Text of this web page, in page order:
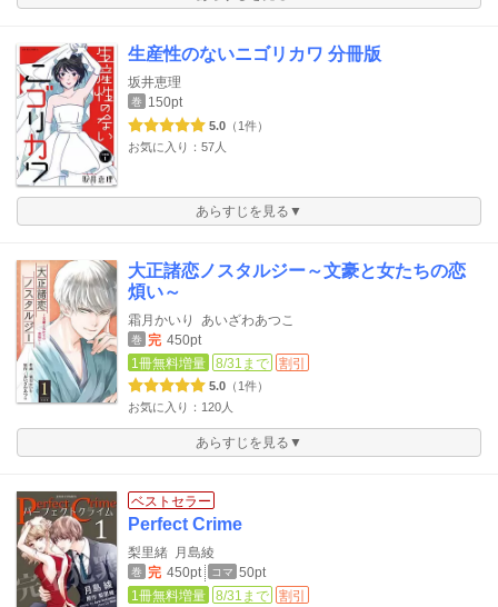
生産性のないニゴリカワ 分冊版
坂井恵理
巻 150pt
5.0 （1件）
お気に入り：57人
あらすじを見る▼
大正諸恋ノスタルジー～文豪と女たちの恋
煩い～
霜月かいり あいざわあつこ
巻 完 450pt
1冊無料増量
8/31まで 割引
5.0 （1件）
お気に入り：120人
あらすじを見る▼
ベストセラー
Perfect Crime
梨里緒 月島綾
巻 完 450pt コマ 50pt
1冊無料増量
8/31まで 割引